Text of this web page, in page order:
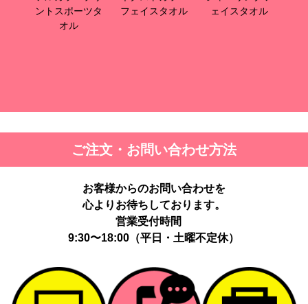
ポーツタ
フェイスタオル
ェイスタオル
スポーツタオル
ご注文・お問い合わせ方法
お客様からのお問い合わせを
心よりお待ちしております。
営業受付時間
9:30〜18:00（平日・土曜不定休）